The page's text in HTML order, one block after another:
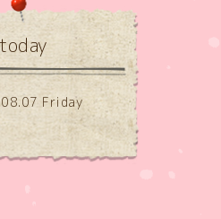
today
Friday